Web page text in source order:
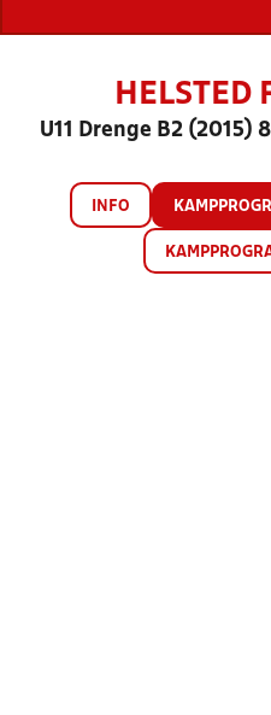
HELSTED
U11 Drenge B2 (2015)
INFO